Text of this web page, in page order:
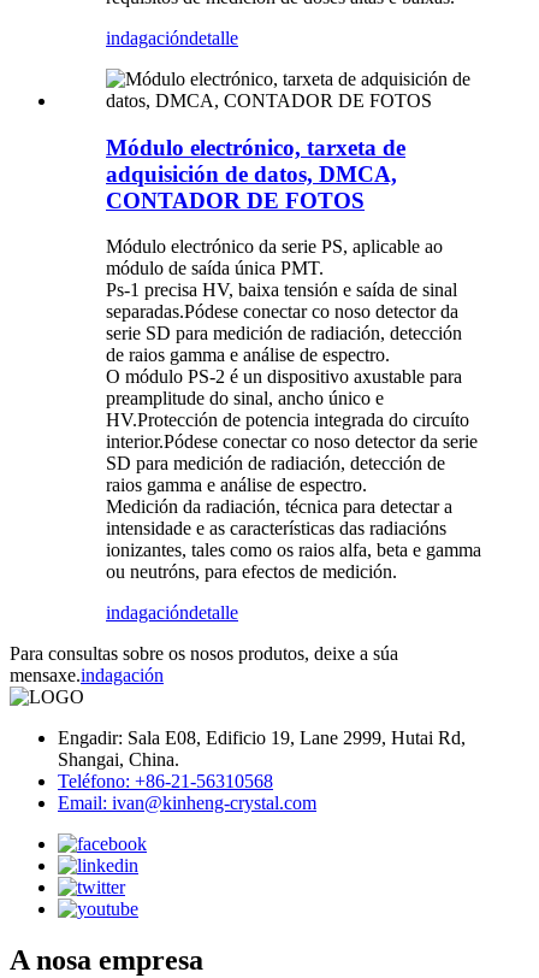
indagacióndetalle
Módulo electrónico, tarxeta de
adquisición de datos, DMCA,
CONTADOR DE FOTOS
Módulo electrónico da serie PS, aplicable ao
módulo de saída única PMT.
Ps-1 precisa HV, baixa tensión e saída de sinal
separadas.Pódese conectar co noso detector da
serie SD para medición de radiación, detección
de raios gamma e análise de espectro.
O módulo PS-2 é un dispositivo axustable para
preamplitude do sinal, ancho único e
HV.Protección de potencia integrada do circuíto
interior.Pódese conectar co noso detector da serie
SD para medición de radiación, detección de
raios gamma e análise de espectro.
Medición da radiación, técnica para detectar a
intensidade e as características das radiacións
ionizantes, tales como os raios alfa, beta e gamma
ou neutróns, para efectos de medición.
indagacióndetalle
Para consultas sobre os nosos produtos, deixe a súa
mensaxe.indagación
Engadir: Sala E08, Edificio 19, Lane 2999, Hutai Rd,
Shangai, China.
Teléfono: +86-21-56310568
Email: ivan@kinheng-crystal.com
A nosa empresa